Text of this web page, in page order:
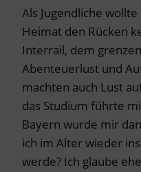
Als Jugendliche
Heimat den Rücken
Interrail, dem
Abenteuerlust und
machten auch Lust
das Studium führte
Bayern wurde mir
ich im Alter wieder
werde? Ich glaube